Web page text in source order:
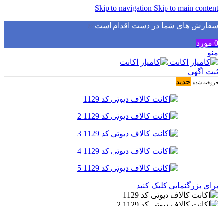
Skip to navigation Skip to main content
سفارش های شما در دست اقدام است✅
0 مورد
منو
ثبت اگهی
فروخته شده جدید
برای بزرگنمایی کلیک کنید